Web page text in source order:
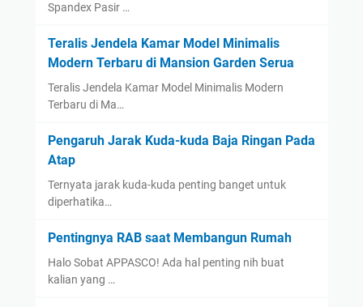
Spandex Pasir …
Teralis Jendela Kamar Model Minimalis
Modern Terbaru di Mansion Garden Serua
Teralis Jendela Kamar Model Minimalis Modern
Terbaru di Ma…
Pengaruh Jarak Kuda-kuda Baja Ringan Pada
Atap
Ternyata jarak kuda-kuda penting banget untuk
diperhatika…
Pentingnya RAB saat Membangun Rumah
Halo Sobat APPASCO! Ada hal penting nih buat
kalian yang …